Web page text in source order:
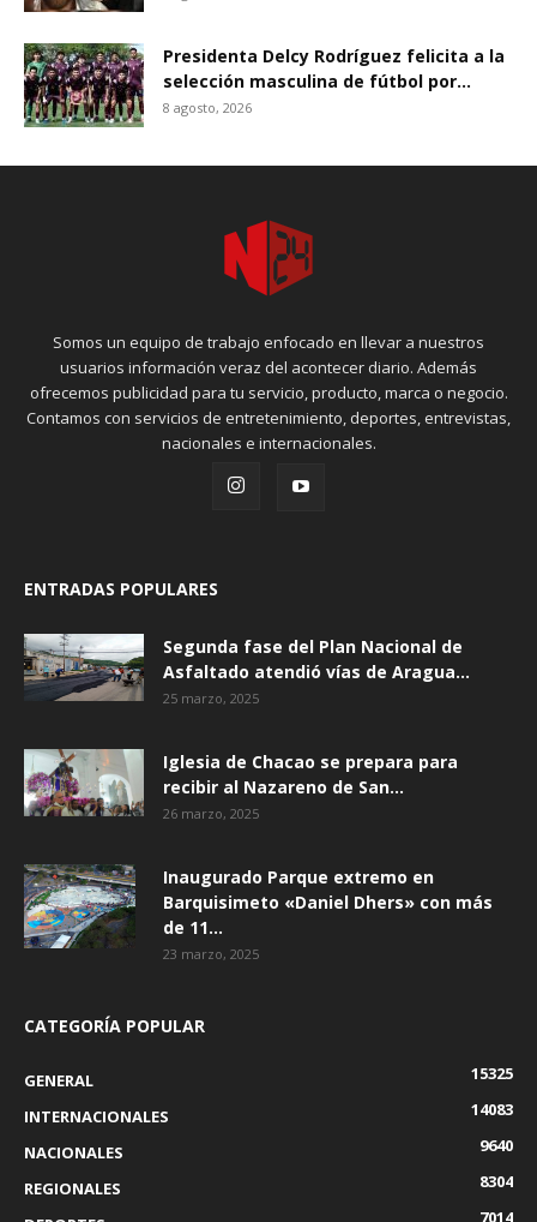
Presidenta Delcy Rodríguez felicita a la
selección masculina de fútbol por...
8 agosto, 2026
Somos un equipo de trabajo enfocado en llevar a nuestros
usuarios información veraz del acontecer diario. Además
ofrecemos publicidad para tu servicio, producto, marca o negocio.
Contamos con servicios de entretenimiento, deportes, entrevistas,
nacionales e internacionales.
ENTRADAS POPULARES
Segunda fase del Plan Nacional de
Asfaltado atendió vías de Aragua...
25 marzo, 2025
Iglesia de Chacao se prepara para
recibir al Nazareno de San...
26 marzo, 2025
Inaugurado Parque extremo en
Barquisimeto «Daniel Dhers» con más
de 11...
23 marzo, 2025
CATEGORÍA POPULAR
GENERAL
15325
INTERNACIONALES
14083
NACIONALES
9640
REGIONALES
8304
7014